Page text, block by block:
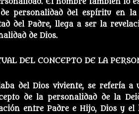
El hombre también lo
personalidad del espíritu en
del Padre, llega a ser la
de Dios.
DEL CONCEPTO DE LA
del Dios viviente, se refería
de la personalidad de la
entre Padre e Hijo, Dios y el